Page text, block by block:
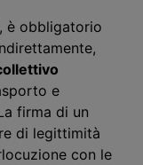
è obbligatorio
e
firma di un
di legittimità
con le